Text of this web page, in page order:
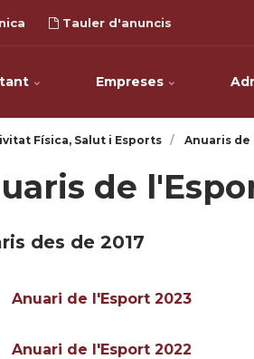
Tauler d'anuncis
Empreses
Física, Salut i Esports Anuaris
de
des de 2017
Anuari de l'Esport 2023
Anuari de l'Esport 2022